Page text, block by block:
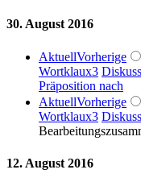
30. August 2016
AktuellVorherige
Wortklaux3
Präposition nach
AktuellVorherige
Wortklaux3
12. August 2016